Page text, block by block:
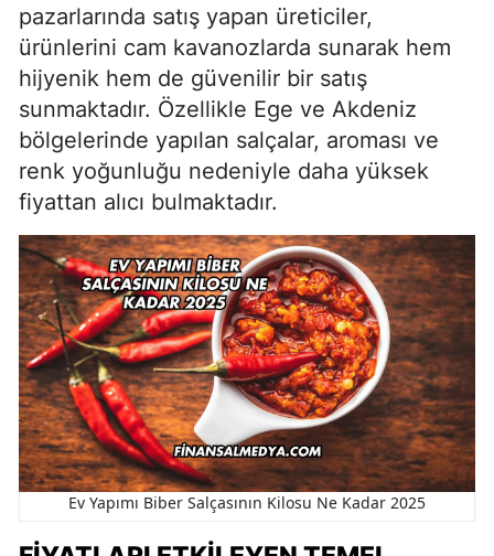
pazarlarında satış yapan üreticiler,
ürünlerini cam kavanozlarda sunarak hem
hijyenik hem de güvenilir bir satış
sunmaktadır. Özellikle Ege ve Akdeniz
bölgelerinde yapılan salçalar, aroması ve
renk yoğunluğu nedeniyle daha yüksek
fiyattan alıcı bulmaktadır.
Ev Yapımı Biber Salçasının Kilosu Ne Kadar 2025